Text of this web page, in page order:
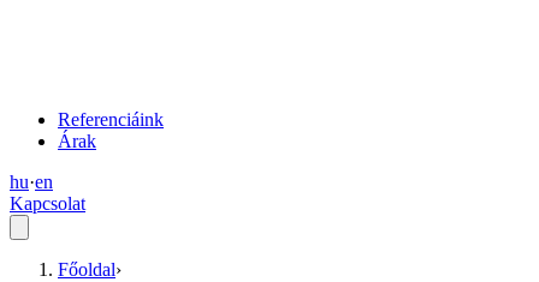
Referenciáink
Árak
hu·en
Kapcsolat
Főoldal›